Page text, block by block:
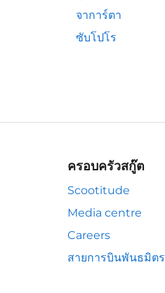
จาการ์ตา
ซับโปโร
ครอบครัวสกู๊ต
Scootitude
Media centre
Careers
สายการบินพันธมิตร